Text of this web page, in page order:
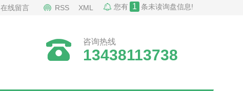
在线留言 RSS XML 您有 1 条未读询盘信息!
咨询热线
13438113738